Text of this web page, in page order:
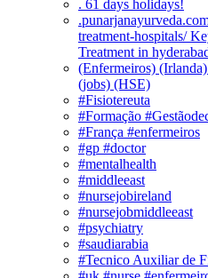
. 61 days holidays!
treatment-hospitals/
Treatment in
(Enfermeiros)
(jobs) (HSE)
#Fisiotereuta
#Formação
#França #enfermeiros
#gp #doctor
#mentalhealth
#middleeast
#nursejobireland
#nursejobmiddleeast
#psychiatry
#saudiarabia
#Tecnico Auxiliar de